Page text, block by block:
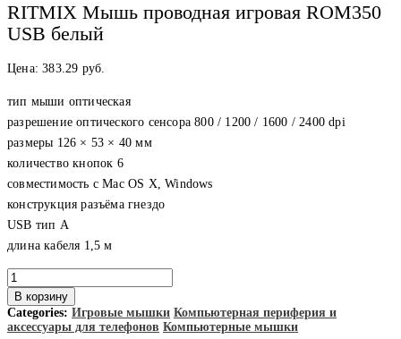
RITMIX Мышь проводная игровая ROM350
USB белый
Цена:383.29 руб.
тип мыши оптическая
разрешение оптического сенсора 800 / 1200 / 1600 / 2400 dpi
размеры 126 × 53 × 40 мм
количество кнопок 6
совместимость с Mac OS X, Windows
конструкция разъёма гнездо
USB тип A
длина кабеля 1,5 м
Количество
товара
RITMIX
Мышь
проводная
В корзину
Categories: Игровые мышки Компьютерная периферия и
аксессуары для телефонов Компьютерные мышки